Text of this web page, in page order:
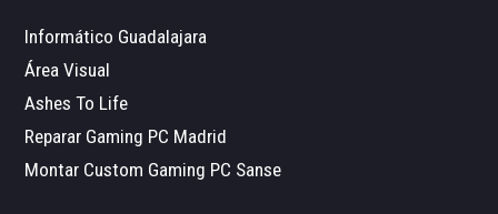
Informático Guadalajara
Área Visual
Ashes To Life
Reparar Gaming PC Madrid
Montar Custom Gaming PC Sanse